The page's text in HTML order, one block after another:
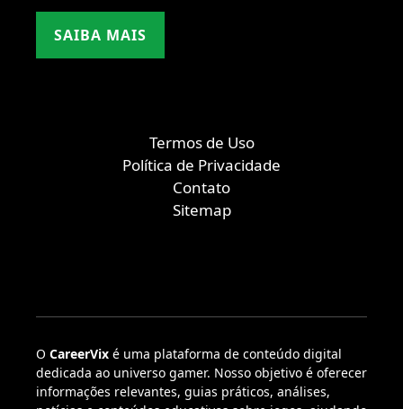
SAIBA MAIS
Termos de Uso
Política de Privacidade
Contato
Sitemap
O CareerVix é uma plataforma de conteúdo digital
dedicada ao universo gamer. Nosso objetivo é oferecer
informações relevantes, guias práticos, análises,